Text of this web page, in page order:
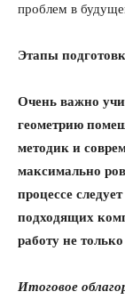
проблем в
Этапы
Очень важно
геометрию
методик и
максимально
процессе
подходящих
работу не
Итоговое